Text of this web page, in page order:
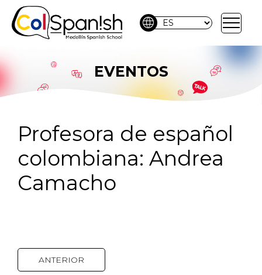
language
EVENTOS
Profesora de español
colombiana: Andrea
Camacho
ANTERIOR